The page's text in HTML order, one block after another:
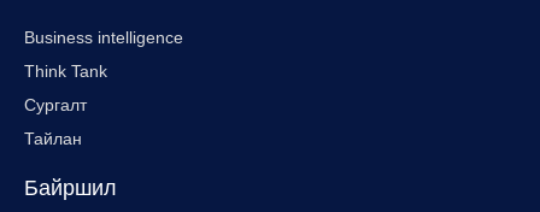
Business intelligence
Think Tank
Сургалт
Тайлан
Байршил